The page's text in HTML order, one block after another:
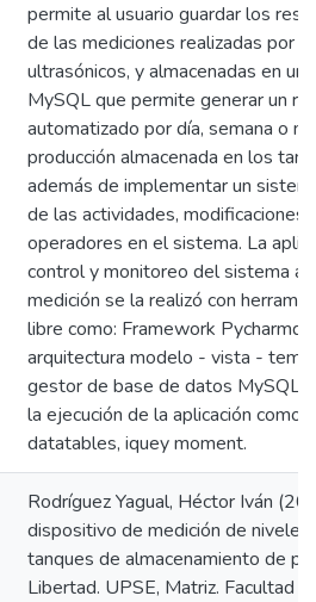
permite al usuario guardar los
de las mediciones realizadas por
ultrasónicos, y almacenadas en
MySQL que permite generar un
automatizado por día, semana o
producción almacenada en los
además de implementar un
de las actividades, modificaciones
operadores en el sistema. La
control y monitoreo del sistema
medición se la realizó con
libre como: Framework Pycharmd,
arquitectura modelo - vista -
gestor de base de datos MySQL,
la ejecución de la aplicación como
datatables, iquey moment.
Rodríguez Yagual, Héctor Iván
dispositivo de medición de
tanques de almacenamiento de
Libertad. UPSE, Matriz. Facultad